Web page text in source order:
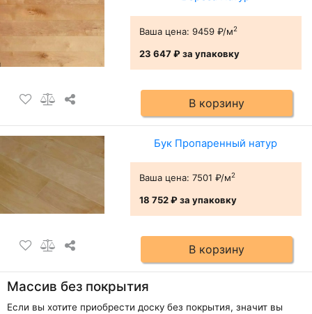
Ваша цена: 9459 ₽/м2
23 647 ₽за упаковку
В корзину
Бук Пропаренный натур
Ваша цена: 7501 ₽/м2
18 752 ₽за упаковку
В корзину
Массив без покрытия
Если вы хотите приобрести доску без покрытия, значит вы